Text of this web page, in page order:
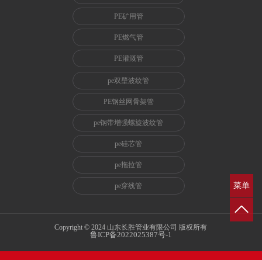
菜单
PE矿用管
PE燃气管
PE灌溉管
pe双壁波纹管
PE钢丝网骨架管
pe钢带增强螺旋波纹管
pe硅芯管
pe拖拉管
pe穿线管
Copyright © 2024 山东长胜管业有限公司 版权所有
鲁ICP备2022025387号-1